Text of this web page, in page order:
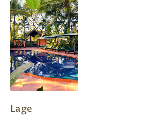
Lage